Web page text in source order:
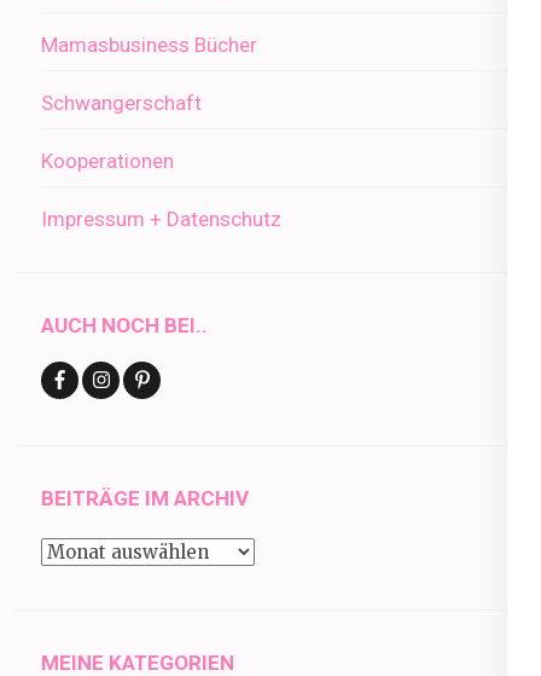
Mamasbusiness Bücher
Schwangerschaft
Kooperationen
Impressum + Datenschutz
AUCH NOCH BEI..
BEITRÄGE IM ARCHIV
Beiträge
MEINE KATEGORIEN